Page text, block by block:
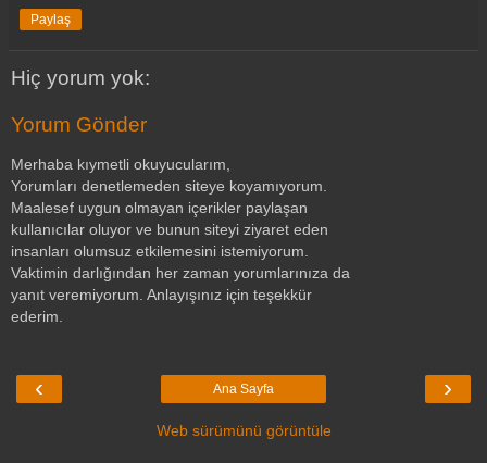
Paylaş
Hiç yorum yok:
Yorum Gönder
Merhaba kıymetli okuyucularım,
Yorumları denetlemeden siteye koyamıyorum.
Maalesef uygun olmayan içerikler paylaşan
kullanıcılar oluyor ve bunun siteyi ziyaret eden
insanları olumsuz etkilemesini istemiyorum.
Vaktimin darlığından her zaman yorumlarınıza da
yanıt veremiyorum. Anlayışınız için teşekkür
ederim.
‹ ›
Ana Sayfa
Web sürümünü görüntüle